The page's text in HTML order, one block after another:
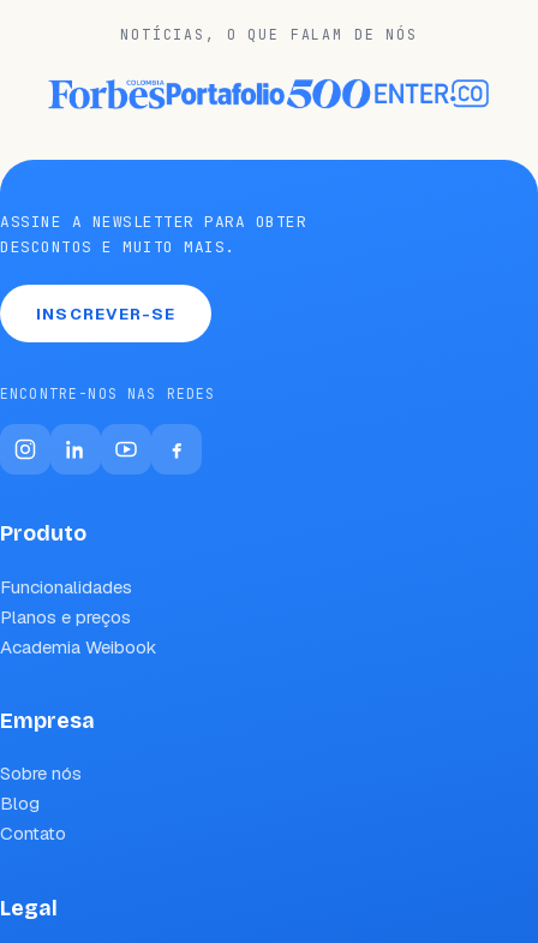
NOTÍCIAS, O QUE FALAM DE NÓS
ASSINE A NEWSLETTER PARA OBTER
DESCONTOS E MUITO MAIS.
INSCREVER-SE
ENCONTRE-NOS NAS REDES
Produto
Funcionalidades
Planos e preços
Academia Weibook
Empresa
Sobre nós
Blog
Contato
Legal